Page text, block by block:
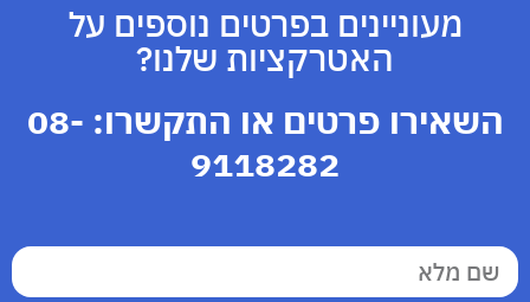
מעוניינים בפרטים נוספים על
האטרקציות שלנו?
השאירו פרטים או התקשרו: 08-
9118282